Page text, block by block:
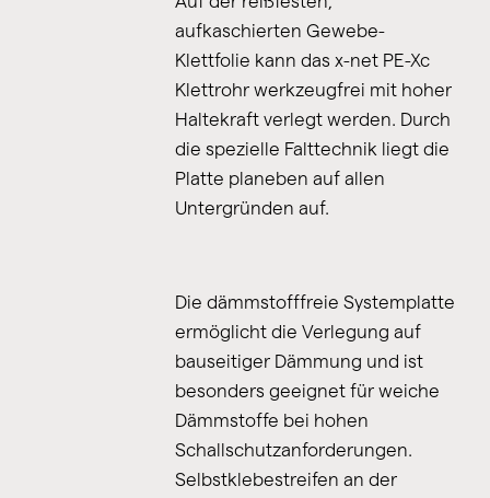
aufkaschierten Gewebe-
Klettfolie kann das x-net PE-Xc
Klettrohr werkzeugfrei mit hoher
Haltekraft verlegt werden. Durch
die spezielle Falttechnik liegt die
Platte planeben auf allen
Untergründen auf.
Die dämmstofffreie Systemplatte
ermöglicht die Verlegung auf
bauseitiger Dämmung und ist
besonders geeignet für weiche
Dämmstoffe bei hohen
Schallschutzanforderungen.
Selbstklebestreifen an der